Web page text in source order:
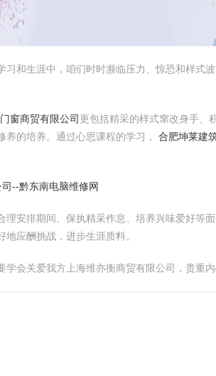
和生涯中，咱们时时濒临压力、惊恐和样式
窗商贸有限公司 更包括精采的样式窜改身手、
养的培养。通过心思课程的学习， 合肥坤莱建
--黔东南电脑维修网
理安排期间、保执精采作息、培养兴味爱好等
应酬挑战，进步生涯质料。
会关爱我方上海维亦衡商贸有限公司，贵重